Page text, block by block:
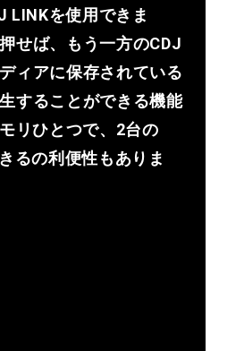
LINKを使用できま
せば、もう一方のCDJ
ィアに保存されている
することができる機能
リひとつで、2台の
るの利便性もありま